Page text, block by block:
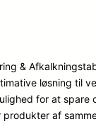
&
løsning til
for at spare
af